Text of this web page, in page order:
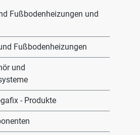
Fußbodenheizungen und
Fußbodenheizungen
und
- Produkte